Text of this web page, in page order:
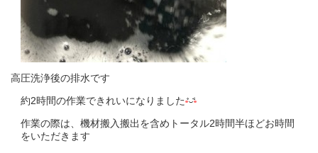
高圧洗浄後の排水です
約2時間の作業できれいになりました
作業の際は、機材搬入搬出を含めトータル2時間半ほどお時間
をいただきます